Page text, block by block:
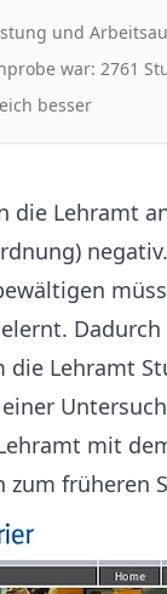
und
war: 2761
besser
die Lehramt
die Lehramt
mit
früheren